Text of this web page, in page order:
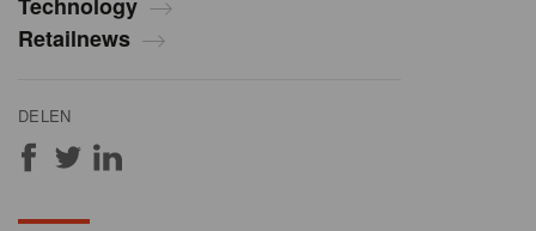
Technology
Retailnews
DELEN